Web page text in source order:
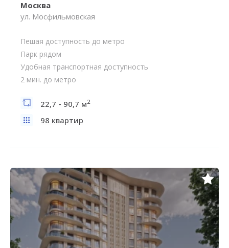
Москва
ул. Мосфильмовская
Пешая доступность до метро
Парк рядом
Удобная транспортная доступность
2 мин. до метро
22,7 - 90,7 м2
98 квартир